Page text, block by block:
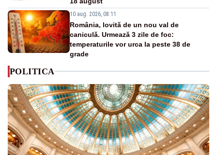
10 aug. 2026, 08:11
România, lovită de un nou val de
caniculă. Urmează 3 zile de foc:
temperaturile vor urca la peste 38 de
grade
POLITICA